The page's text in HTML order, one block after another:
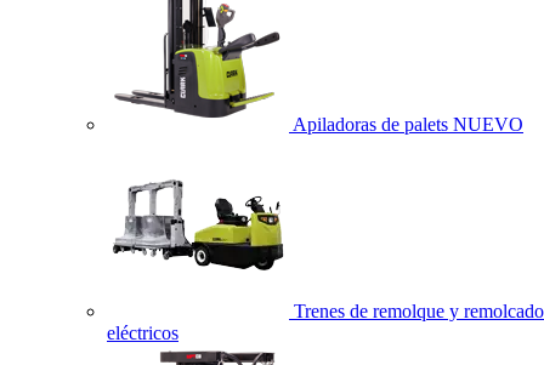
Apiladoras de palets NUEVO
Trenes de remolque y
eléctricos